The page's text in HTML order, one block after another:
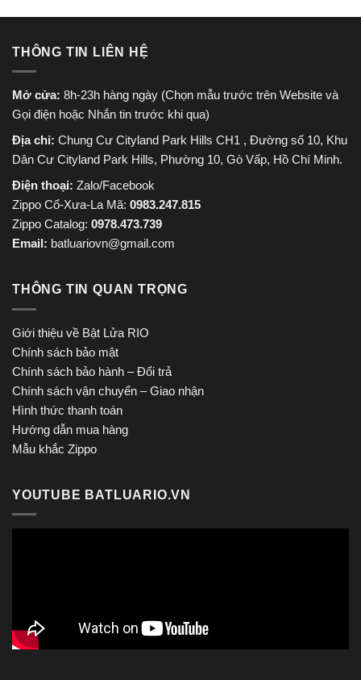
THÔNG TIN LIÊN HỆ
Mở cửa: 8h-23h hàng ngày (Chọn mẫu trước trên Website và
Gọi điện hoặc Nhắn tin trước khi qua)
Địa chỉ: Chung Cư Cityland Park Hills CH1 , Đường số 10, Khu
Dân Cư Cityland Park Hills, Phường 10, Gò Vấp, Hồ Chí Minh.
Điện thoại: Zalo/Facebook
Zippo Cổ-Xưa-La Mã: 0983.247.815
Zippo Catalog: 0978.473.739
Email: batluariovn@gmail.com
THÔNG TIN QUAN TRỌNG
Giới thiệu về Bật Lửa RIO
Chính sách bảo mật
Chính sách bảo hành – Đổi trả
Chính sách vận chuyển – Giao nhận
Hình thức thanh toán
Hướng dẫn mua hàng
Mẫu khắc Zippo
YOUTUBE BATLUARIO.VN